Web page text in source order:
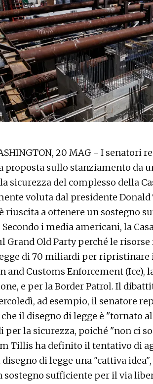
20 MAG - I senatori
proposta sullo stanziamento da
sicurezza del complesso della
voluta dal presidente
riuscita a ottenere un sostegno
i media americani, la
Grand Old Party perché le
di 70 miliardi per ripristinare
Customs Enforcement (Ice),
e per la Border Patrol. Il
ad esempio, il senatore
il disegno di legge è "tornato
per la sicurezza, poiché "non ci
Tillis ha definito il tentativo di
disegno di legge una "cattiva
sostegno sufficiente per il via